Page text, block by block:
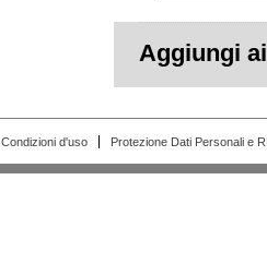
Aggiungi
Condizioni d'uso Protezione Dati Personali e